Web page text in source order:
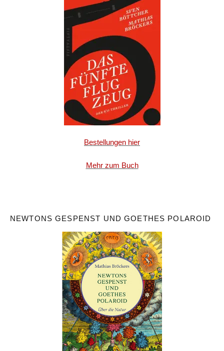
Bestellungen hier
Mehr zum Buch
NEWTONS GESPENST UND GOETHES POLAROID